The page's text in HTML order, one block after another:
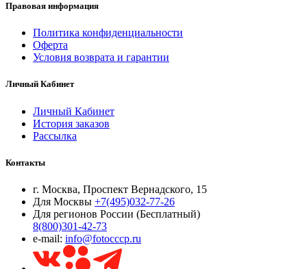
Правовая информация
Политика конфиденциальности
Оферта
Условия возврата и гарантии
Личный Кабинет
Личный Кабинет
История заказов
Рассылка
Контакты
г. Москва, Проспект Вернадского, 15
Для Москвы +7(495)032-77-26
Для регионов России (Бесплатный)
8(800)301-42-73
e-mail: info@fotocccp.ru